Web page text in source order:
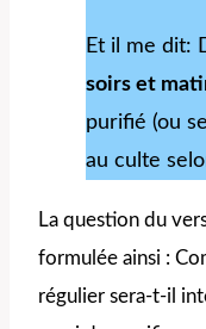
Et il me dit:
soirs et
purifié (ou
au culte
La question du
formulée ainsi :
régulier sera-t-il